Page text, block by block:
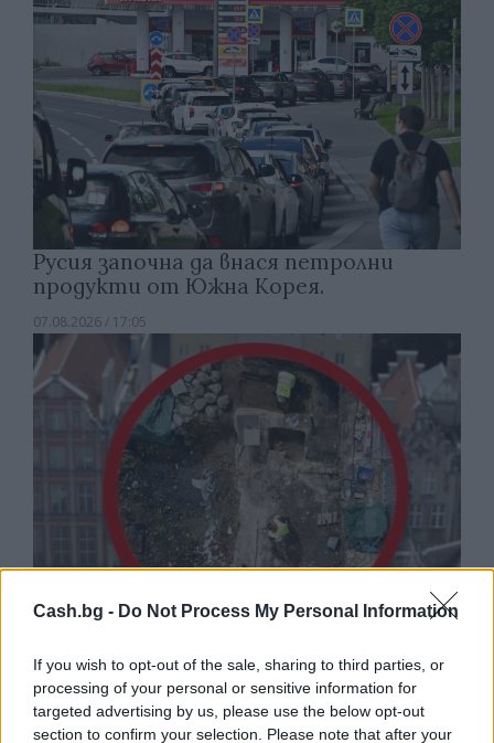
Cash.bg - Do Not Process My Personal Information
If you wish to opt-out of the sale, sharing to third parties, or
processing of your personal or sensitive information for
targeted advertising by us, please use the below opt-out
section to confirm your selection. Please note that after your
Русия започна да внася петролни
продукти от Южна Корея.
07.08.2026 / 17:05
Древен храм на почти 900 години
откриха под кафене за сладолед в
Полша